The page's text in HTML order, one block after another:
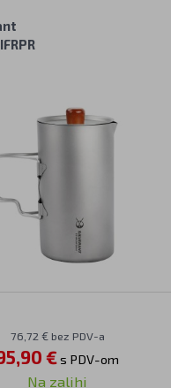
76,72 € bez PDV-a
€s PDV-om
Na zalihi